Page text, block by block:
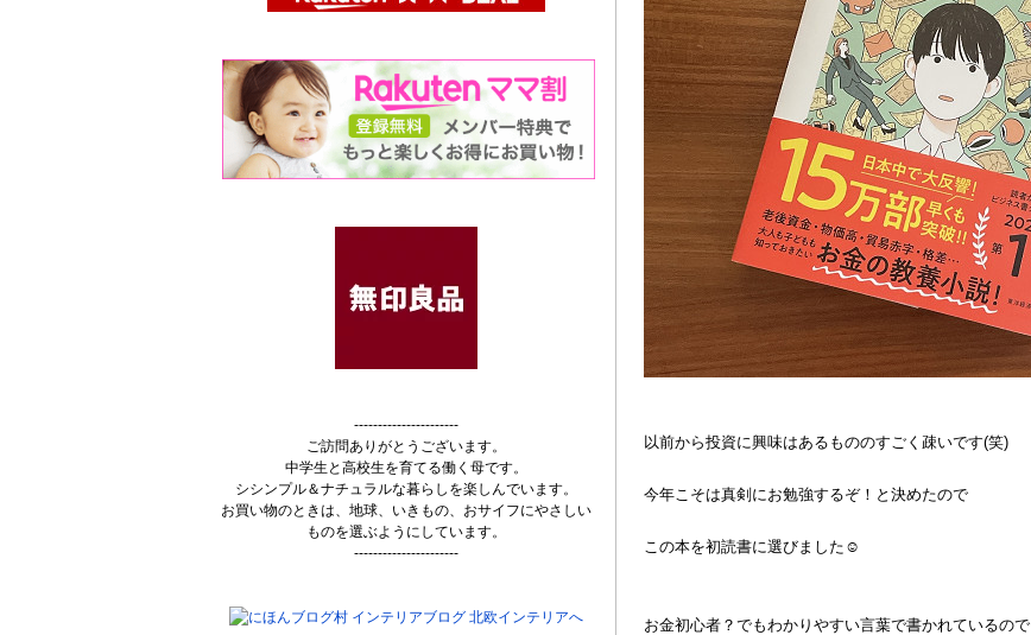
----------------------
ご訪問ありがとうございます。
中学生と高校生を育てる働く母です。
シシンプル＆ナチュラルな暮らしを楽しんでいます。
お買い物のときは、地球、いきもの、おサイフにやさしい
ものを選ぶようにしています。
----------------------
以前から投資に興味はあるもののすごく疎いです(笑)
今年こそは真剣にお勉強するぞ！と決めたので
この本を初読書に選びました☺
お金初心者？でもわかりやすい言葉で書かれているので